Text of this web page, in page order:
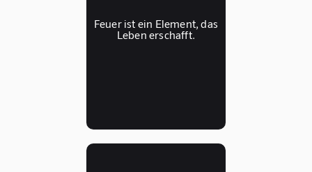
Feuer ist ein Element, das
Leben erschafft.